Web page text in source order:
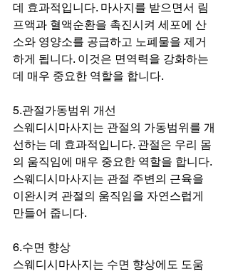
데 효과적입니다. 마사지를 받으면서 림
프액과 혈액순환을 촉진시켜 세포에 산
소와 영양소를 공급하고 노폐물을 제거
하게 됩니다. 이것은 면역력을 강화하는
데 매우 중요한 역할을 합니다.
5.관절가동범위 개선
스웨디시마사지는 관절의 가동범위를 개
선하는 데 효과적입니다. 관절은 우리 몸
의 움직임에 매우 중요한 역할을 합니다.
스웨디시마사지는 관절 주변의 근육을
이완시켜 관절의 움직임을 자연스럽게
만들어 줍니다.
6.수면 향상
스웨디시마사지는 수면 향상에도 도움